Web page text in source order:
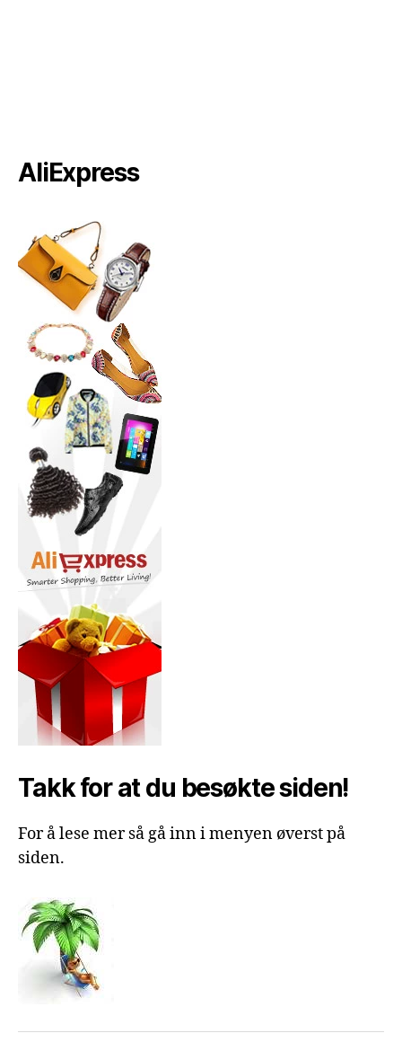
AliExpress
Takk for at du besøkte siden!
For å lese mer så gå inn i menyen øverst på
siden.